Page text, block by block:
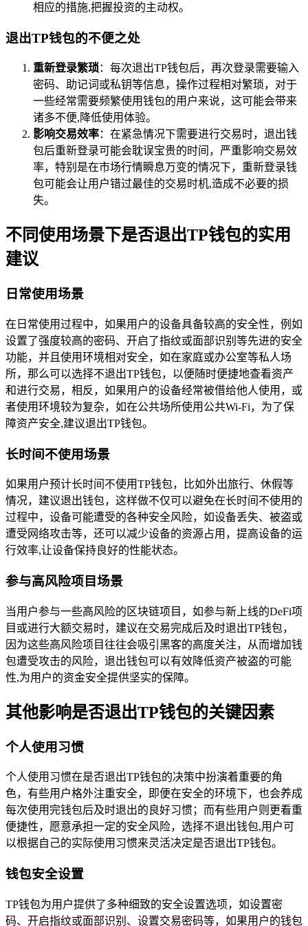
相应的措施,把握投资的主动权。
退出TP钱包的不便之处
重新登录繁琐：每次退出TP钱包后，再次登录需要输入
密码、助记词或私钥等信息，操作过程相对繁琐，对于
一些经常需要频繁使用钱包的用户来说，这可能会带来
诸多不便,降低使用体验。
影响交易效率：在紧急情况下需要进行交易时，退出钱
包后重新登录可能会耽误宝贵的时间，严重影响交易效
率，特别是在市场行情瞬息万变的情况下，重新登录钱
包可能会让用户错过最佳的交易时机,造成不必要的损
失。
不同使用场景下是否退出TP钱包的实用
建议
日常使用场景
在日常使用过程中，如果用户的设备具备较高的安全性，例如
设置了强度较高的密码、开启了指纹或面部识别等先进的安全
功能，并且使用环境相对安全，如在家庭或办公室等私人场
所，那么可以选择不退出TP钱包，以便随时便捷地查看资产
和进行交易，相反，如果用户的设备经常被借给他人使用，或
者使用环境较为复杂，如在公共场所使用公共Wi-Fi，为了保
障资产安全,建议退出TP钱包。
长时间不使用场景
如果用户预计长时间不使用TP钱包，比如外出旅行、休假等
情况，建议退出钱包，这样做不仅可以避免在长时间不使用的
过程中，设备可能遭受的各种安全风险，如设备丢失、被盗或
遭受网络攻击等，还可以减少设备的资源占用，提高设备的运
行效率,让设备保持良好的性能状态。
参与高风险项目场景
当用户参与一些高风险的区块链项目，如参与新上线的DeFi项
目或进行大额交易时，建议在交易完成后及时退出TP钱包，
因为这些高风险项目往往会吸引黑客的高度关注，从而增加钱
包遭受攻击的风险，退出钱包可以有效降低资产被盗的可能
性,为用户的资金安全提供坚实的保障。
其他影响是否退出TP钱包的关键因素
个人使用习惯
个人使用习惯在是否退出TP钱包的决策中扮演着重要的角
色，有些用户格外注重安全，即便在安全的环境下，也会养成
每次使用完钱包后及时退出的良好习惯；而有些用户则更看重
便捷性，愿意承担一定的安全风险，选择不退出钱包,用户可
以根据自己的实际使用习惯来灵活决定是否退出TP钱包。
钱包安全设置
TP钱包为用户提供了多种细致的安全设置选项，如设置密
码、开启指纹或面部识别、设置交易密码等，如果用户的钱包